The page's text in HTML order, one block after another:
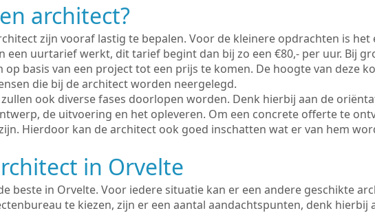
architect?
zijn vooraf lastig te bepalen. Voor de kleinere opdrachten is het
een uurtarief werkt, dit tarief begint dan bij zo een €80,- per uur. Bij
basis van een project tot een prijs te komen. De hoogte van deze
die bij de architect worden neergelegd.
ook diverse fases doorlopen worden. Denk hierbij aan de
de uitvoering en het opleveren. Om een concrete offerte te
Hierdoor kan de architect ook goed inschatten wat er van hem
in Orvelte
beste in Orvelte. Voor iedere situatie kan er een andere geschikte
te kiezen, zijn er een aantal aandachtspunten, denk hierbij